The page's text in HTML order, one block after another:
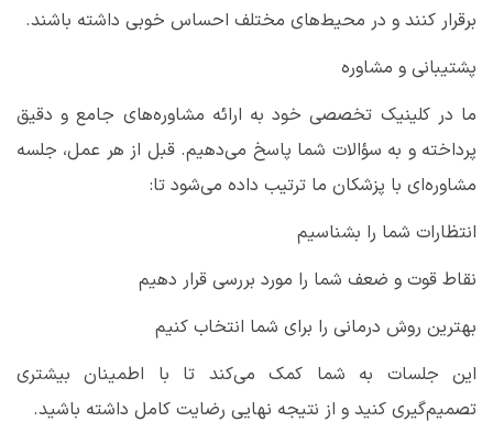
برقرار کنند و در محیط‌های مختلف احساس خوبی داشته باشند.
پشتیبانی و مشاوره
ما در کلینیک تخصصی خود به ارائه مشاوره‌های جامع و دقیق
پرداخته و به سؤالات شما پاسخ می‌دهیم. قبل از هر عمل، جلسه
مشاوره‌ای با پزشکان ما ترتیب داده می‌شود تا:
انتظارات شما را بشناسیم
نقاط قوت و ضعف شما را مورد بررسی قرار دهیم
بهترین روش درمانی را برای شما انتخاب کنیم
این جلسات به شما کمک می‌کند تا با اطمینان بیشتری
تصمیم‌گیری کنید و از نتیجه نهایی رضایت کامل داشته باشید.